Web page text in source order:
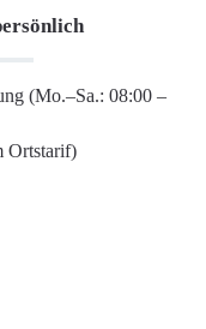
(Mo.–Sa.: 08:00 –
Ortstarif)